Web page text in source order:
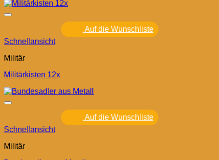
Auf die Wunschliste
Schnellansicht
Militär
Militärkisten 12x
Auf die Wunschliste
Schnellansicht
Militär